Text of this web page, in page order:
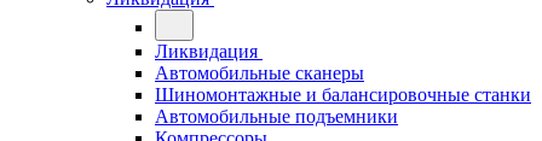
Ликвидация
Автомобильные сканеры
Шиномонтажные и балансировочные станки
Автомобильные подъемники